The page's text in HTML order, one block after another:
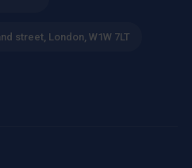
street, London, W1W 7LT